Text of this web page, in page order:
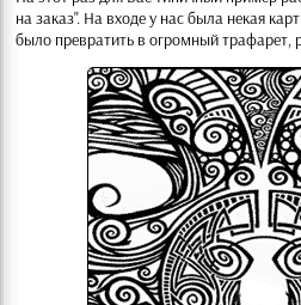
на заказ". На входе у нас была некая
было превратить в огромный трафарет,